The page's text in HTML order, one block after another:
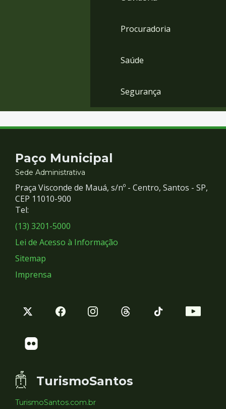
Procuradoria
Saúde
Segurança
Contato
e
Redes
Sociais
Paço Municipal
Sede Administrativa
Praça Visconde de Mauá, s/nº - Centro, Santos - SP,
CEP 11010-900
Tel:
(13) 3201-5000
Lei de Acesso à Informação
Sitemap
Imprensa
TurismoSantos
TurismoSantos.com.br